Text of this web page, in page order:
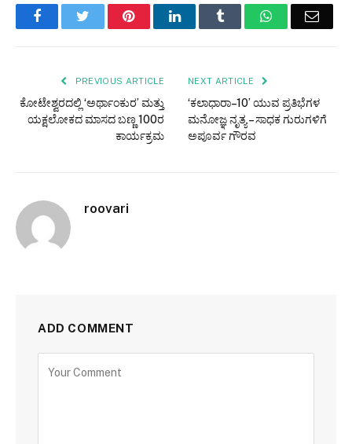
FacebookTwitter PinterestLinkedInTumblr WhatsAppEmail
PREVIOUS ARTICLE
ಕೋಟೇಶ್ವರದಲ್ಲಿ ‘ಅರ್ಥಾಂಕುರ’ ಮತ್ತು
ಯಕ್ಷಲೋಕದ ಮಾಸದ ಬಣ್ಣ 100ರ
ಕಾರ್ಯಕ್ರಮ
NEXT ARTICLE
‘ಕಲಾಧಾರಾ–10’ ಯುವ ಪ್ರತಿಭೆಗಳ
ಮನೋಜ್ಞ ನೃತ್ಯ – ಸಾಧಕ ಗುರುಗಳಿಗೆ
ಅಪೂರ್ವ ಗೌರವ
roovari
ADD COMMENT